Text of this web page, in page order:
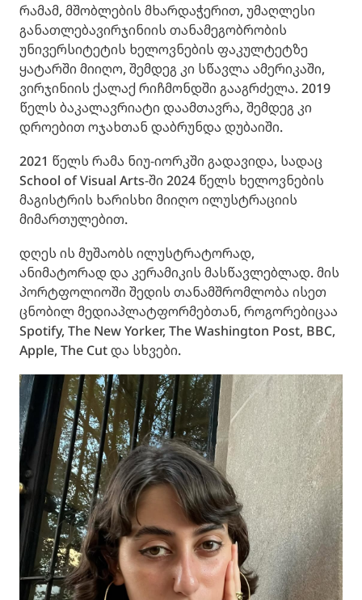
რამამ, მშობლების მხარდაჭერით, უმაღლესი
განათლებავირჯინიის თანამეგობრობის
უნივერსიტეტის ხელოვნების ფაკულტეტზე
ყატარში მიიღო, შემდეგ კი სწავლა ამერიკაში,
ვირჯინიის ქალაქ რიჩმონდში გააგრძელა. 2019
წელს ბაკალავრიატი დაამთავრა, შემდეგ კი
დროებით ოჯახთან დაბრუნდა დუბაიში.
2021 წელს რამა ნიუ-იორკში გადავიდა, სადაც
School of Visual Arts-ში 2024 წელს ხელოვნების
მაგისტრის ხარისხი მიიღო ილუსტრაციის
მიმართულებით.
დღეს ის მუშაობს ილუსტრატორად,
ანიმატორად და კერამიკის მასწავლებლად. მის
პორტფოლიოში შედის თანამშრომლობა ისეთ
ცნობილ მედიაპლატფორმებთან, როგორებიცაა
Spotify, The New Yorker, The Washington Post, BBC,
Apple, The Cut და სხვები.